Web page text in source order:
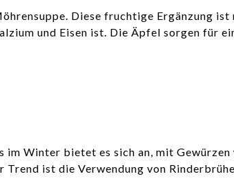
Diese fruchtige Ergänzung ist
und Eisen ist. Die Äpfel sorgen für
Winter bietet es sich an, mit
ist die Verwendung von